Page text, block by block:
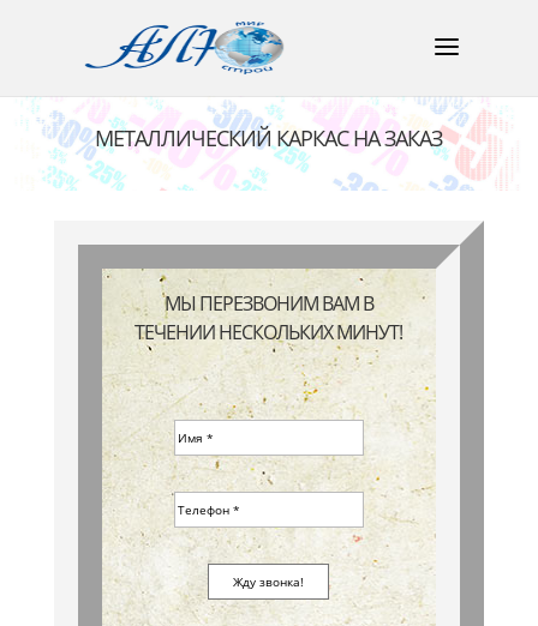
МЕТАЛЛИЧЕСКИЙ КАРКАС НА ЗАКАЗ
МЫ ПЕРЕЗВОНИМ ВАМ В
ТЕЧЕНИИ НЕСКОЛЬКИХ МИНУТ!